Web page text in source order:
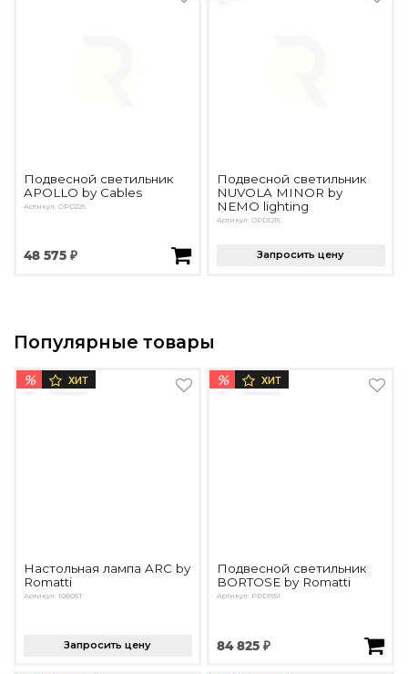
Подвесной светильник
APOLLO by Cables
Артикул: OPD226
48 575 ₽
Подвесной светильник
NUVOLA MINOR by
NEMO lighting
Артикул: OPD1216
Запросить цену
Популярные товары
% ХИТ
Настольная лампа ARC by
Romatti
Артикул: 10805T
Запросить цену
% ХИТ
Подвесной светильник
BORTOSE by Romatti
Артикул: PDD1551
84 825 ₽